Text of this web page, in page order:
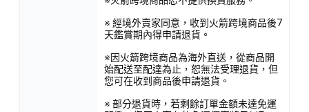
※ 經境外賣家同意，收到火箭跨境商品後7
天鑑賞期內得申請退貨。
※因火箭跨境商品為海外直送，從商品開
始配送至配達為止，恕無法受理退貨，但
您可在收到商品後申請退貨。
※ 部分退貨時，若剩餘訂單金額未達免運